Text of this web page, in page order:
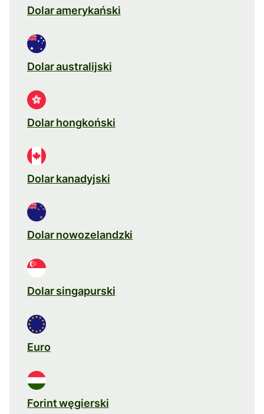
Dolar amerykański
Dolar australijski
Dolar hongkoński
Dolar kanadyjski
Dolar nowozelandzki
Dolar singapurski
Euro
Forint węgierski